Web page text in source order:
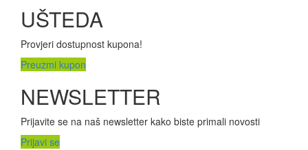
UŠTEDA
Provjeri dostupnost kupona!
Preuzmi kupon
NEWSLETTER
Prijavite se na naš newsletter kako biste primali novosti
Prijavi se